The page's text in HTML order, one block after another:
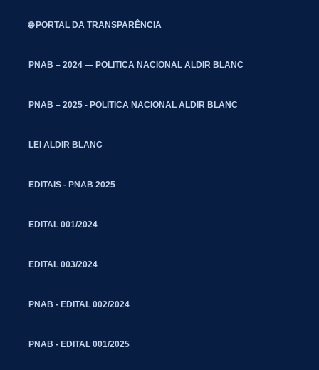
🌐 PORTAL DA TRANSPARÊNCIA
PNAB – 2024 — POLITICA NACIONAL ALDIR BLANC
PNAB – 2025 - POLITICA NACIONAL ALDIR BLANC
LEI ALDIR BLANC
EDITAIS - PNAB 2025
EDITAL 001/2024
EDITAL 003/2024
PNAB - EDITAL 002/2024
PNAB - EDITAL 001/2025